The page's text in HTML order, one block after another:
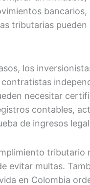
bancarios,
tributarias
los
contratistas
necesitar
contables,
de ingresos
tributario
evitar multas.
en Colombia